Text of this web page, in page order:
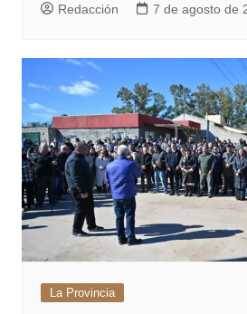
Redacción 7 de agosto de
La Provincia